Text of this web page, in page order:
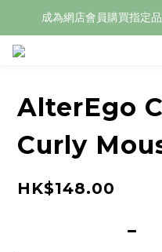
成為網店會員購買指定
AlterEgo
Curly
HK$148.00